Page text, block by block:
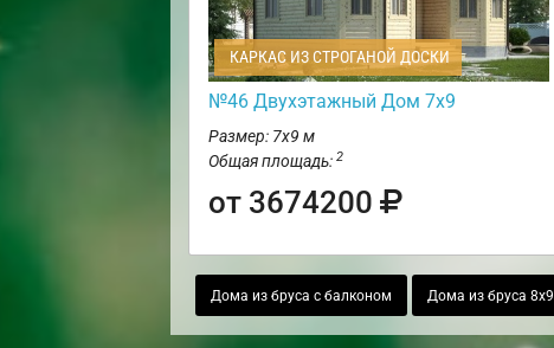
КАРКАС ИЗ СТРОГАНОЙ ДОСКИ
№46 Двухэтажный Дом 7х9
Размер: 7х9 м
Общая площадь: 2
от 3674200
Дома из бруса с балконом Дома из бруса 8х9